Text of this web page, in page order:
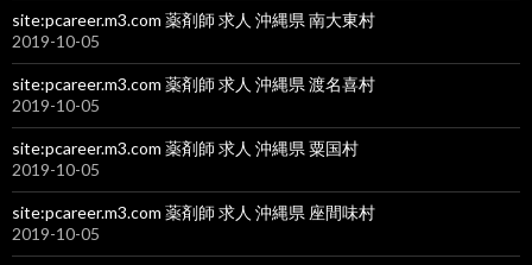
site:pcareer.m3.com 薬剤師 求人 沖縄県 南大東村
2019-10-05
site:pcareer.m3.com 薬剤師 求人 沖縄県 渡名喜村
2019-10-05
site:pcareer.m3.com 薬剤師 求人 沖縄県 粟国村
2019-10-05
site:pcareer.m3.com 薬剤師 求人 沖縄県 座間味村
2019-10-05